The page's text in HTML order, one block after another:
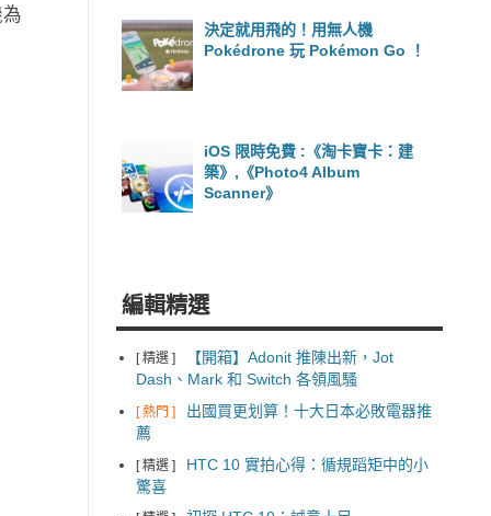
決定就用飛的！用無人機
Pokédrone 玩 Pokémon Go ！
iOS 限時免費 :《淘卡寶卡：建
築》,《Photo4 Album
Scanner》
編輯精選
[ 精選 ]
【開箱】Adonit 推陳出新，Jot
Dash、Mark 和 Switch 各領風騷
[ 熱門 ]
出國買更划算！十大日本必敗電器推
薦
[ 精選 ]
HTC 10 實拍心得：循規蹈矩中的小
驚喜